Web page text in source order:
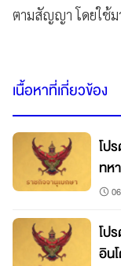
ตามสัญญา โดยใช้ม
เนื้อหาที่เกี่ยวข้อง
โป
ทห
โป
อิน